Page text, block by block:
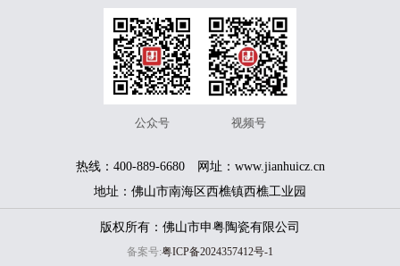
公众号 视频号
热线：400-889-6680 网址：www.jianhuicz.cn
地址：佛山市南海区西樵镇西樵工业园
版权所有：佛山市申粤陶瓷有限公司
备案号:粤ICP备2024357412号-1